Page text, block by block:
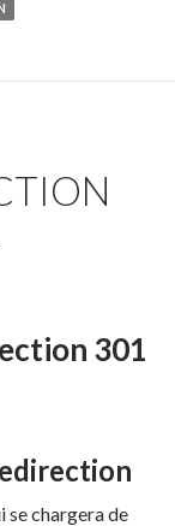
301
se chargera de